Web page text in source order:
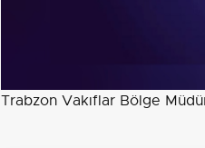
Trabzon Vakıflar Bölge